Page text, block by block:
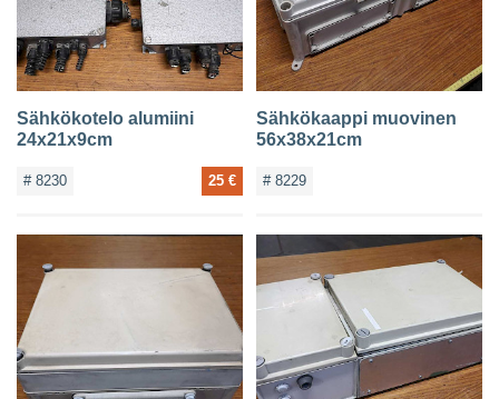
Sähkökotelo alumiini
24x21x9cm
# 8230 25 €
Sähkökaappi muovinen
56x38x21cm
# 8229